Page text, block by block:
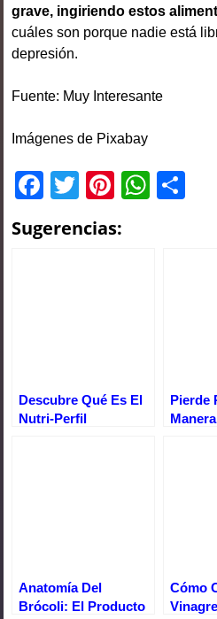
grave, ingiriendo estos
cuáles son porque nadie está
depresión.
Fuente: Muy Interesante
Imágenes de Pixabay
F
c
T
wi
tt
Pi
er
W
Sugerencias:
Descubre Qué Es El
Nutri-Perfil
Pierde
Anatomía Del
Brócoli: El Producto
Cómo